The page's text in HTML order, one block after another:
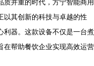
质并重的时代，方宁智能商用
以其创新的科技与卓越的性
利器。这款设备不仅是一台煮
在帮助餐饮企业实现高效运营